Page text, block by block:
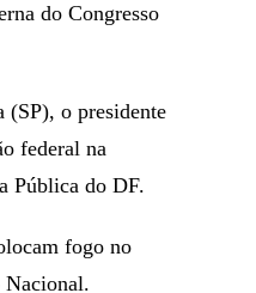
do Congresso
(SP), o presidente
federal na
Pública do DF.
fogo no
Nacional.